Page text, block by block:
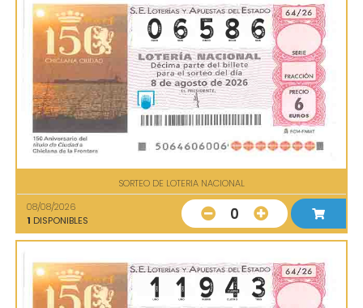
SORTEO DE LOTERIA NACIONAL
08/08/2026
1 DISPONIBLES 0